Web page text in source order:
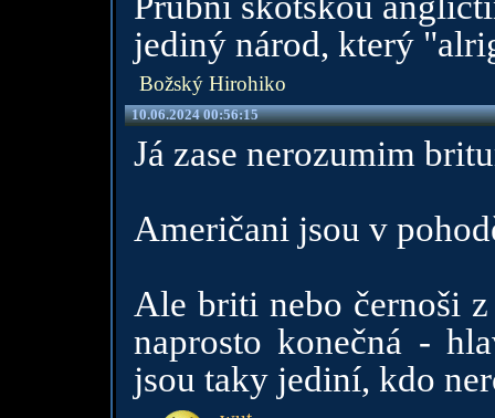
jediný národ, který
Božský Hirohiko
10.06.2024 00:56:15
Já zase nerozumim
Američani jsou v
Ale briti nebo černoši
naprosto konečná -
jsou taky jediní, kdo